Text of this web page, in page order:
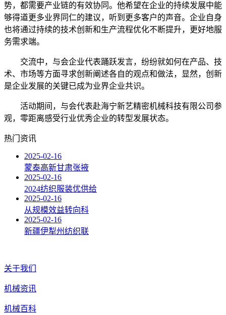
势，都需要产业链的有效协同。他希望在企业的持续发展中能
够得道更多业界同仁的建议，听到更多客户的声音。企业自身
也将通过持续的技术创新和生产流程优化不断提升，更好地服
务需求端。
交流中，与会企业代表踊跃发言，纷纷就如何在产品、技
术、市场等方面寻求创新阐述各自的观点和做法，显然，创新
是企业发展的关键已成为业界企业共识。
活动期间，与会代表赴海宁新艺精密机械科技有限公司参
观，零距离感受行业优秀企业的转型发展状态。
热门资讯
2025-02-16
蒙泰高新甘肃张掖
2025-02-16
2024纺织服装优供给
2025-02-16
从规模效益转向科
2025-02-16
新疆伊犁州纺织联
关于我们
机械资讯
机械百科